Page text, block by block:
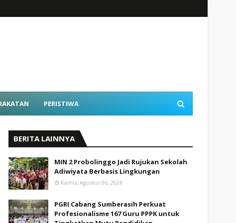
PERISTIWA
BERITA LAINNYA
MIN 2 Probolinggo Jadi Rujukan Sekolah
Adiwiyata Berbasis Lingkungan
Kamis, Agustus 06, 2026
PGRI Cabang Sumberasih Perkuat
Profesionalisme 167 Guru PPPK untuk